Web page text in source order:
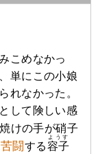
こめなかっ
単にこの小娘
れなかった。
して険しい感
けの手が硝子
闘する容子
ようす